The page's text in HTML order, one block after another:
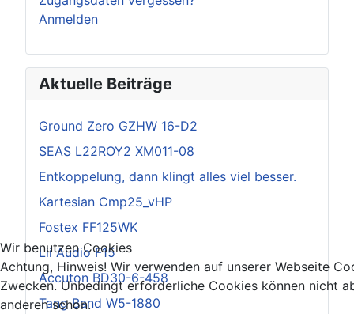
Anmelden
Aktuelle Beiträge
Ground Zero GZHW 16-D2
SEAS L22ROY2 XM011-08
Entkoppelung, dann klingt alles viel besser.
Kartesian Cmp25_vHP
Fostex FF125WK
Lii Audio F15
Accuton BD30-6-458
Tang Band W5-1880
Wir benutzen Cookies
Achtung, Hinweis! Wir verwenden auf unserer Webseite
Zwecken. Unbedingt erforderliche Cookies können nicht
anderen schon.